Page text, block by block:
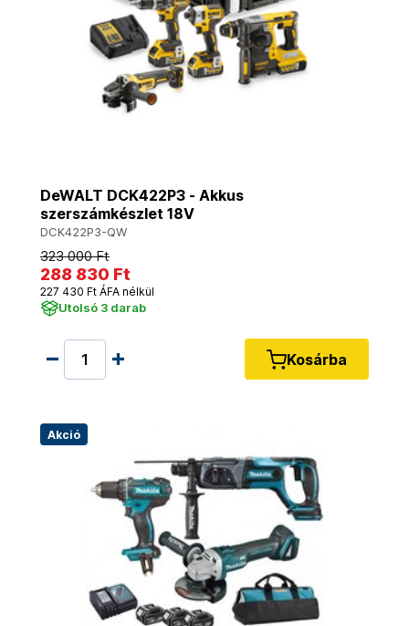
DeWALT DCK422P3 - Akkus
szerszámkészlet 18V
DCK422P3-QW
323 000 Ft
288 830 Ft
227 430 Ft ÁFA nélkül
Utolsó 3 darab
Kosárba
Akció